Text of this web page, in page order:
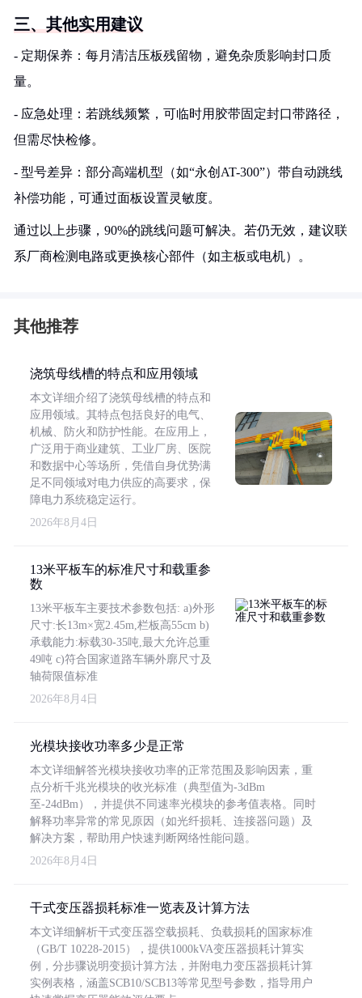
三、其他实用建议
- 定期保养：每月清洁压板残留物，避免杂质影响封口质
量。
- 应急处理：若跳线频繁，可临时用胶带固定封口带路径，
但需尽快检修。
- 型号差异：部分高端机型（如“永创AT-300”）带自动跳线
补偿功能，可通过面板设置灵敏度。
通过以上步骤，90%的跳线问题可解决。若仍无效，建议联
系厂商检测电路或更换核心部件（如主板或电机）。
其他推荐
浇筑母线槽的特点和应用领域
本文详细介绍了浇筑母线槽的特点和
应用领域。其特点包括良好的电气、
机械、防火和防护性能。在应用上，
广泛用于商业建筑、工业厂房、医院
和数据中心等场所，凭借自身优势满
足不同领域对电力供应的高要求，保
障电力系统稳定运行。
2026年8月4日
13米平板车的标准尺寸和载重参
数
13米平板车主要技术参数包括: a)外形
尺寸:长13m×宽2.45m,栏板高55cm b)
承载能力:标载30-35吨,最大允许总重
49吨 c)符合国家道路车辆外廓尺寸及
轴荷限值标准
2026年8月4日
光模块接收功率多少是正常
本文详细解答光模块接收功率的正常范围及影响因素，重
点分析千兆光模块的收光标准（典型值为-3dBm
至-24dBm），并提供不同速率光模块的参考值表格。同时
解释功率异常的常见原因（如光纤损耗、连接器问题）及
解决方案，帮助用户快速判断网络性能问题。
2026年8月4日
干式变压器损耗标准一览表及计算方法
本文详细解析干式变压器空载损耗、负载损耗的国家标准
（GB/T 10228-2015），提供1000kVA变压器损耗计算实
例，分步骤说明变损计算方法，并附电力变压器损耗计算
实例表格，涵盖SCB10/SCB13等常见型号参数，指导用户